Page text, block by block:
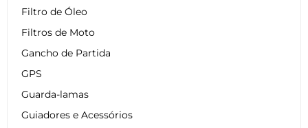
Filtro de Óleo
Filtros de Moto
Gancho de Partida
GPS
Guarda-lamas
Guiadores e Acessórios